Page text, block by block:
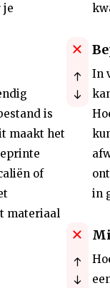
je
is
maakt het
of
materiaal
In
in